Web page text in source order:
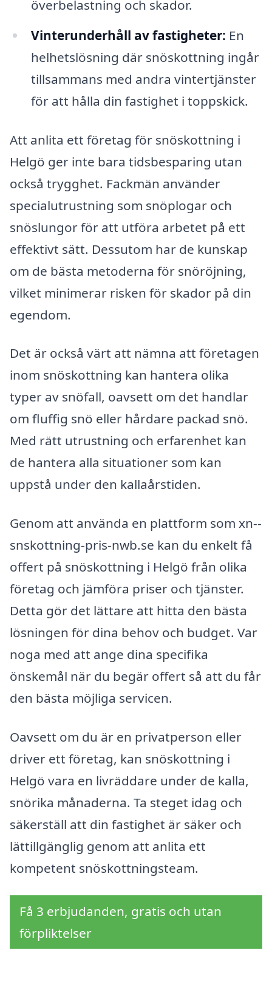
överbelastning och skador.
Vinterunderhåll av fastigheter: En
helhetslösning där snöskottning ingår
tillsammans med andra vintertjänster
för att hålla din fastighet i toppskick.
Att anlita ett företag för snöskottning i
Helgö ger inte bara tidsbesparing utan
också trygghet. Fackmän använder
specialutrustning som snöplogar och
snöslungor för att utföra arbetet på ett
effektivt sätt. Dessutom har de kunskap
om de bästa metoderna för snöröjning,
vilket minimerar risken för skador på din
egendom.
Det är också värt att nämna att företagen
inom snöskottning kan hantera olika
typer av snöfall, oavsett om det handlar
om fluffig snö eller hårdare packad snö.
Med rätt utrustning och erfarenhet kan
de hantera alla situationer som kan
uppstå under den kallaårstiden.
Genom att använda en plattform som xn--
snskottning-pris-nwb.se kan du enkelt få
offert på snöskottning i Helgö från olika
företag och jämföra priser och tjänster.
Detta gör det lättare att hitta den bästa
lösningen för dina behov och budget. Var
noga med att ange dina specifika
önskemål när du begär offert så att du får
den bästa möjliga servicen.
Oavsett om du är en privatperson eller
driver ett företag, kan snöskottning i
Helgö vara en livräddare under de kalla,
snörika månaderna. Ta steget idag och
säkerställ att din fastighet är säker och
lättillgänglig genom att anlita ett
kompetent snöskottningsteam.
Få 3 erbjudanden, gratis och utan
förpliktelser